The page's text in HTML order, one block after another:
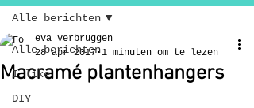
Alle berichten
I like
DIY
Alle berichten
Macramé plantenhangers
eva verbruggen
28 apr 2017 1 minuten om te lezen